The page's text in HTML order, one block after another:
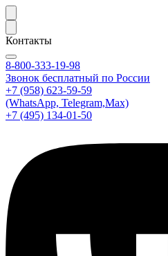
Контакты
8-800-333-19-98
Звонок бесплатный по России
+7 (958) 623-59-59
(WhatsApp, Telegram,Max)
+7 (495) 134-01-50